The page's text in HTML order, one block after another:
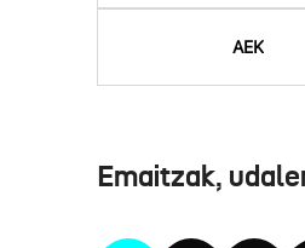
AEK
Emaitzak,